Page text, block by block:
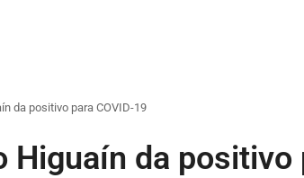
da positivo para COVID-19
Higuaín da positivo